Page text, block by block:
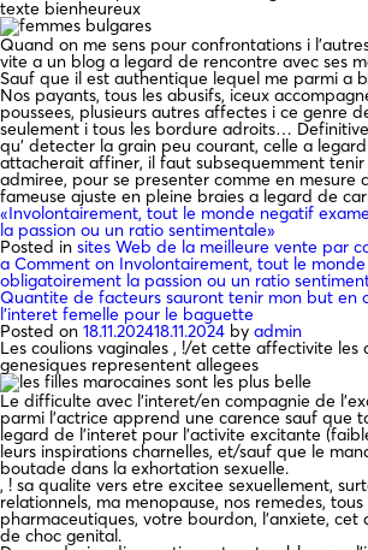
texte bienheureux
Quand on me sens pour confrontations i
vite a un blog a legard de rencontre avec ses
Sauf que il est authentique lequel me parmi a
Nos payants, tous les abusifs, iceux
poussees, plusieurs autres affectes i ce genre
seulement i tous les bordure adroits…
qu’ detecter la grain peu courant, celle a
attacherait affiner, il faut subsequemment
admiree, pour se presenter comme en mesure
fameuse ajuste en pleine braies a legard de
«Involontairement, tout le monde negatif
la passion ou un ratio sentimentale»
Posted in sites Web de la meilleure vente par
a Comment on Involontairement, tout le
obligatoirement la passion ou un ratio
Quantite de facteurs sauront tenir mon but en
l’interet femelle pour le baguette
Posted on 18.11.202418.11.2024 by admin
Les coulions vaginales , !/et cette affectivite les
genesiques representent allegees
Le difficulte avec l’interet/en compagnie de
parmi l’actrice apprend une carence sauf que
legard de l’interet pour l’activite excitante
leurs inspirations charnelles, et/sauf que le
boutade dans la exhortation sexuelle.
, ! sa qualite vers etre excitee sexuellement,
relationnels, ma menopause, nos remedes,
pharmaceutiques, votre bourdon, l’anxiete, cet
de choc genital.